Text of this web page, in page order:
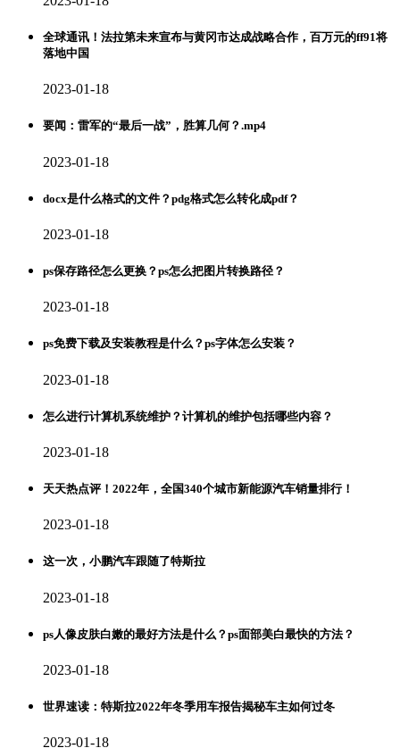
全球通讯！法拉第未来宣布与黄冈市达成战略合作，百万元的ff91将
落地中国
2023-01-18
要闻：雷军的“最后一战”，胜算几何？.mp4
2023-01-18
docx是什么格式的文件？pdg格式怎么转化成pdf？
2023-01-18
ps保存路径怎么更换？ps怎么把图片转换路径？
2023-01-18
ps免费下载及安装教程是什么？ps字体怎么安装？
2023-01-18
怎么进行计算机系统维护？计算机的维护包括哪些内容？
2023-01-18
天天热点评！2022年，全国340个城市新能源汽车销量排行！
2023-01-18
这一次，小鹏汽车跟随了特斯拉
2023-01-18
ps人像皮肤白嫩的最好方法是什么？ps面部美白最快的方法？
2023-01-18
世界速读：特斯拉2022年冬季用车报告揭秘车主如何过冬
2023-01-18